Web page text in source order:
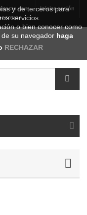
Iniciar sesión
con
y de terceros para
servicios.
o bien conocer como
su navegador haga
RECHAZAR